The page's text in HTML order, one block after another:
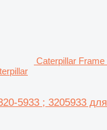
Caterpillar
5933 ; 3205933 для